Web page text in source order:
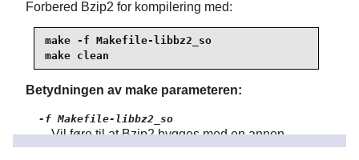
Forbered Bzip2 for kompilering med:
make -f Makefile-libbz2_so
make clean
Betydningen av make parameteren:
-f Makefile-libbz2_so
Vil føre til at Bzip2 bygges med en annen
Makefilefil, i dette tilfelletMakefile-libbz2_so